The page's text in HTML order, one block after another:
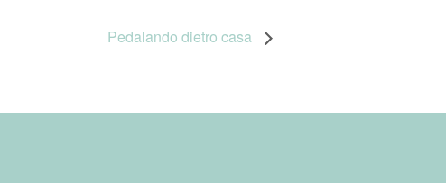
Pedalando dietro casa